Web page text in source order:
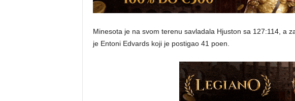
Minesota je na svom terenu savladala Hjuston sa 127:114, a
je Entoni Edvards koji je postigao 41 poen.